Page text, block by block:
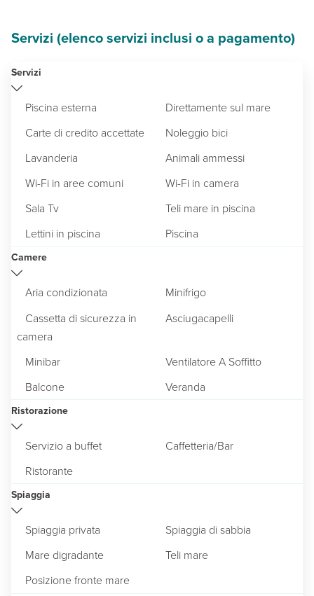
Servizi (elenco servizi inclusi o a pagamento)
Servizi
Piscina esterna
Direttamente sul mare
Carte di credito accettate
Noleggio bici
Lavanderia
Animali ammessi
Wi-Fi in aree comuni
Wi-Fi in camera
Sala Tv
Teli mare in piscina
Lettini in piscina
Piscina
Camere
Aria condizionata
Minifrigo
Cassetta di sicurezza in
camera
Asciugacapelli
Minibar
Ventilatore A Soffitto
Balcone
Veranda
Ristorazione
Servizio a buffet
Caffetteria/Bar
Ristorante
Spiaggia
Spiaggia privata
Spiaggia di sabbia
Mare digradante
Teli mare
Posizione fronte mare